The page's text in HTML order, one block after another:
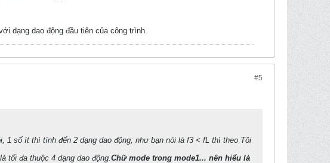
dạng dao động đầu tiên của công trình.
#5
1 số ít thì tính đến 2 dạng dao động; như bạn nói là f3 < fL thì theo Tôi
tối đa thuộc 4 dạng dao động.Chữ mode trong mode1... nên hiểu là